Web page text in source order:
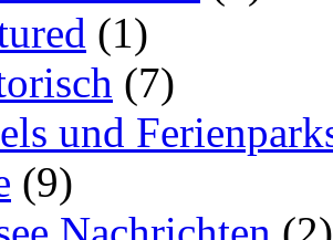
(1)
(7)
und
(9)